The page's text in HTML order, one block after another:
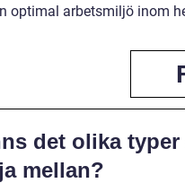
optimal arbetsmiljö inom
det olika
mellan?